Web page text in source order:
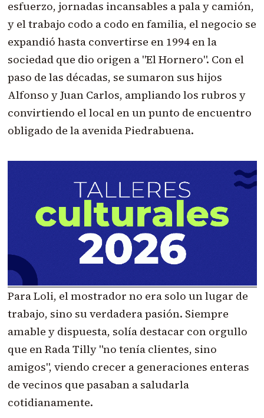
esfuerzo, jornadas incansables a pala y camión,
y el trabajo codo a codo en familia, el negocio se
expandió hasta convertirse en 1994 en la
sociedad que dio origen a "El Hornero". Con el
paso de las décadas, se sumaron sus hijos
Alfonso y Juan Carlos, ampliando los rubros y
convirtiendo el local en un punto de encuentro
obligado de la avenida Piedrabuena.
Para Loli, el mostrador no era solo un lugar de
trabajo, sino su verdadera pasión. Siempre
amable y dispuesta, solía destacar con orgullo
que en Rada Tilly "no tenía clientes, sino
amigos", viendo crecer a generaciones enteras
de vecinos que pasaban a saludarla
cotidianamente.